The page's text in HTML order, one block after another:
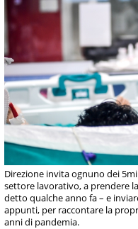
Direzione invita ognuno dei
settore lavorativo, a prendere
detto qualche anno fa – e
appunti, per raccontare la
anni di pandemia.